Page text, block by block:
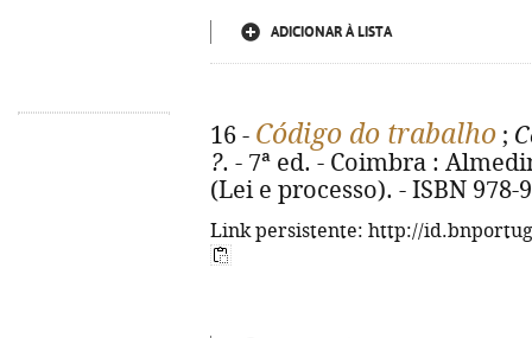
ADICIONAR À LISTA
16 - Código do trabalho ;
?. - 7ª ed. - Coimbra :
(Lei e processo). - ISBN 978-
Link persistente: http://